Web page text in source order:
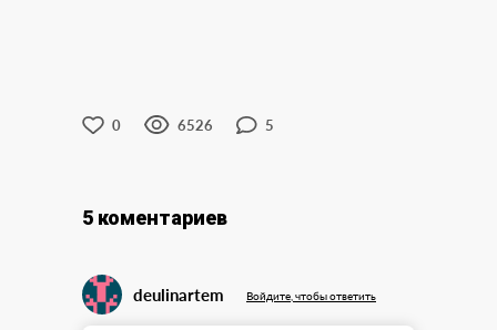
0 6526 5
5 коментариев
deulinartem Войдите, чтобы ответить